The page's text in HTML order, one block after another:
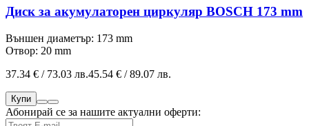
Диск за акумулаторен циркуляр BOSCH 173 mm
Външен диаметър: 173 mm
Отвор: 20 mm
37.34 € / 73.03 лв.45.54 € / 89.07 лв.
Купи
Абонирай се за нашите актуални оферти: